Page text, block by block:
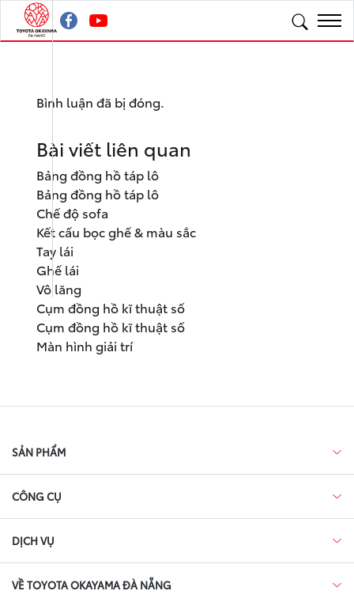
Bình luận đã bị đóng.
Bài viết liên quan
Bảng đồng hồ táp lô
Bảng đồng hồ táp lô
Chế độ sofa
Kết cấu bọc ghế & màu sắc
Tay lái
Ghế lái
Vô lăng
Cụm đồng hồ kĩ thuật số
Cụm đồng hồ kĩ thuật số
Màn hình giải trí
SẢN PHẨM
CÔNG CỤ
DỊCH VỤ
VỀ TOYOTA OKAYAMA ĐÀ NẴNG